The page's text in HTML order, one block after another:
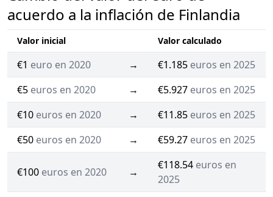
acuerdo a la inflación de Finlandia
Valor inicial Valor calculado
€1 euro en 2020 → €1.185 euros en 2025
€5 euros en 2020 → €5.927 euros en 2025
€10 euros en 2020 → €11.85 euros en 2025
€50 euros en 2020 → €59.27 euros en 2025
€100 euros en 2020 →
€118.54 euros en
2025